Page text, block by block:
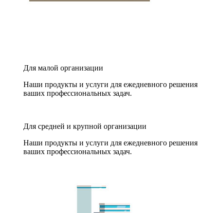
Для малой организации
Наши продукты и услуги для ежедневного решения
ваших профессиональных задач.
Для средней и крупной организации
Наши продукты и услуги для ежедневного решения
ваших профессиональных задач.